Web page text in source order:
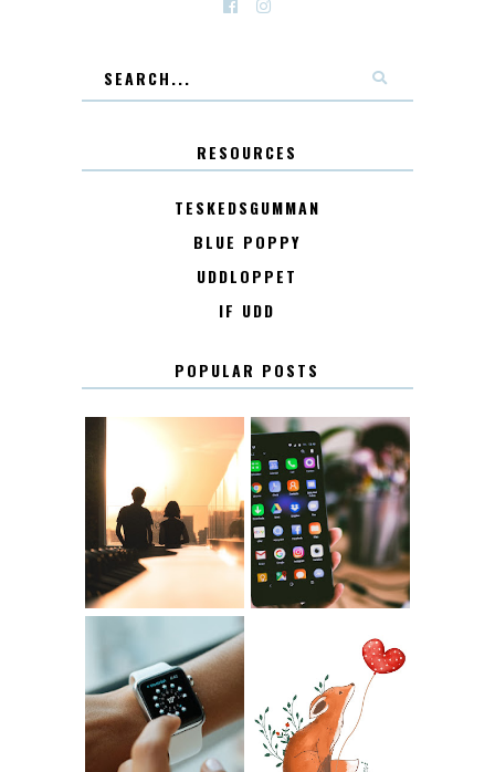
RESOURCES
TESKEDSGUMMAN
BLUE POPPY
UDDLOPPET
IF UDD
POPULAR POSTS
KONTAKT KONTAKTLISTA
12.30 LUGN